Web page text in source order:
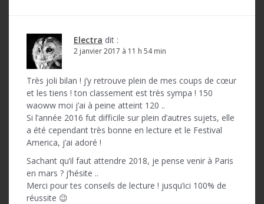
Electra dit :
2 janvier 2017 à 11 h 54 min
Très joli bilan ! j’y retrouve plein de mes coups de cœur
et les tiens ! ton classement est très sympa ! 150
waoww moi j’ai à peine atteint 120 ..
Si l’année 2016 fut difficile sur plein d’autres sujets, elle
a été cependant très bonne en lecture et le Festival
America, j’ai adoré !
Sachant qu’il faut attendre 2018, je pense venir à Paris
en mars ? j’hésite ..
Merci pour tes conseils de lecture ! jusqu’ici 100% de
réussite 😉